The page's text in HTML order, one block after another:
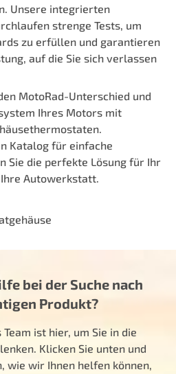
Unsere integrierten
strenge Tests, um
zu erfüllen und garantieren
auf die Sie sich verlassen
MotoRad-Unterschied und
Ihres Motors mit
Katalog für einfache
Sie die perfekte Lösung für Ihr
Autowerkstatt.
bei der Suche nach
Produkt?
ist hier, um Sie in die
Klicken Sie unten und
wie wir Ihnen helfen können,